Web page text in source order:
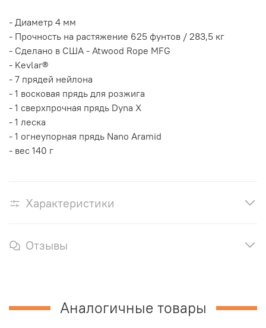
- Диаметр 4 мм
- Прочность на растяжение 625 фунтов / 283,5 кг
- Сделано в США - Atwood Rope MFG
- Kevlar®
- 7 прядей нейлона
- 1 восковая прядь для розжига
- 1 сверхпрочная прядь Dyna X
- 1 леска
- 1 огнеупорная прядь Nano Aramid
- вес 140 г
Характеристики
Отзывы
Аналогичные товары